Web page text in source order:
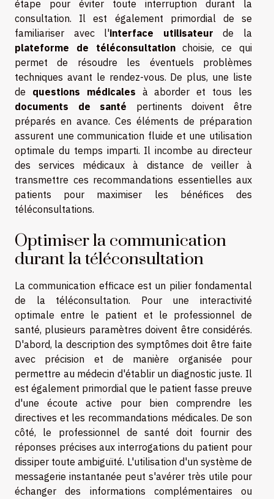
étape pour éviter toute interruption durant la
consultation. Il est également primordial de se
familiariser avec l'interface utilisateur de la
plateforme de téléconsultationchoisie, ce qui
permet de résoudre les éventuels problèmes
techniques avant le rendez-vous. De plus, une liste
de questions médicales à aborder et tous les
documents de santé pertinents doivent être
préparés en avance. Ces éléments de préparation
assurent une communication fluide et une utilisation
optimale du temps imparti. Il incombe au directeur
des services médicaux à distance de veiller à
transmettre ces recommandations essentielles aux
patients pour maximiser les bénéfices des
téléconsultations.
Optimiser la communication
durant la téléconsultation
La communication efficace est un pilier fondamental
de la téléconsultation. Pour une interactivité
optimale entre le patient et le professionnel de
santé, plusieurs paramètres doivent être considérés.
D'abord, la description des symptômes doit être faite
avec précision et de manière organisée pour
permettre au médecin d'établir un diagnostic juste. Il
est également primordial que le patient fasse preuve
d'une écoute active pour bien comprendre les
directives et les recommandations médicales. De son
côté, le professionnel de santé doit fournir des
réponses précises aux interrogations du patient pour
dissiper toute ambiguïté. L'utilisation d'un système de
messagerie instantanée peut s'avérer très utile pour
échanger des informations complémentaires ou